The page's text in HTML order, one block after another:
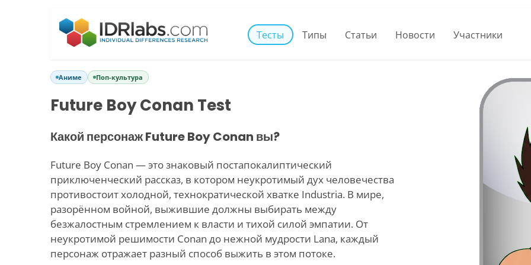
Тесты Типы Статьи Новости Участники
Аниме Поп-культура
Future Boy Conan Test
Какой персонаж Future Boy Conan вы?
Future Boy Conan — это знаковый постапокалиптический
приключенческий рассказ, в котором неукротимый дух человечества
противостоит холодной, технократической хватке Industria. В мире,
разорённом войной, выжившие должны выбирать между
безжалостным стремлением к власти и тихой силой эмпатии. От
неукротимой решимости Conan до нежной мудрости Lana, каждый
персонаж отражает разный способ выжить в этом потоке.